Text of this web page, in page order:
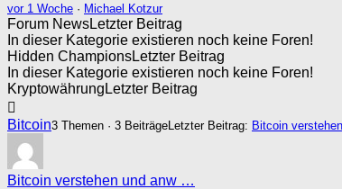
vor 1 Woche · Michael Kotzur
Forum NewsLetzter Beitrag
In dieser Kategorie existieren noch keine Foren!
Hidden ChampionsLetzter Beitrag
In dieser Kategorie existieren noch keine Foren!
Kryptowährung Letzter Beitrag
Bitcoin3 Themen · 3 BeiträgeLetzter Beitrag: Bitcoin
Bitcoin verstehen und anw …